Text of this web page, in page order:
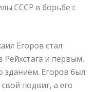
СССР в борьбе с
Егоров стал
Рейхстага и первым,
зданием. Егоров был
подвиг, а его